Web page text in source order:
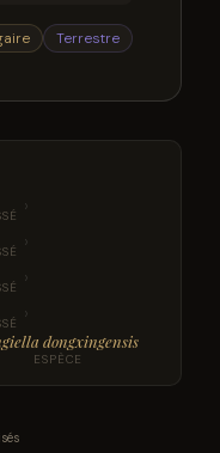
Terrestre
›
›
›
›
dongxingensis
ESPÈCE